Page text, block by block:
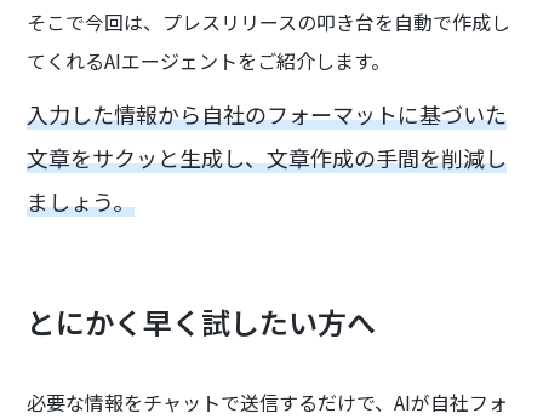
そこで今回は、プレスリリースの叩き台を自動で作成し
てくれるAIエージェントをご紹介します。
入力した情報から自社のフォーマットに基づいた
文章をサクッと生成し、文章作成の手間を削減し
ましょう。
とにかく早く試したい方へ
必要な情報をチャットで送信するだけで、AIが自社フォ